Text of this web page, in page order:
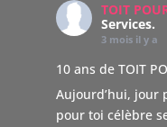
TOIT
Services.
3 mois il y a
10 ans de TOIT
Aujourd’hui, jour
pour toi célèbre